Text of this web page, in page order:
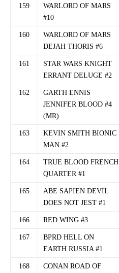
159
WARLORD OF MARS
#10
160
WARLORD OF MARS
DEJAH THORIS #6
161
STAR WARS KNIGHT
ERRANT DELUGE #2
162
GARTH ENNIS
JENNIFER BLOOD #4
(MR)
163
KEVIN SMITH BIONIC
MAN #2
164
TRUE BLOOD FRENCH
QUARTER #1
165
ABE SAPIEN DEVIL
DOES NOT JEST #1
166 RED WING #3
167
BPRD HELL ON
EARTH RUSSIA #1
168
CONAN ROAD OF